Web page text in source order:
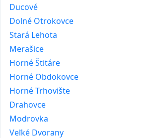
Ducové
Dolné Otrokovce
Stará Lehota
Merašice
Horné Štitáre
Horné Obdokovce
Horné Trhovište
Drahovce
Modrovka
Veľké Dvorany